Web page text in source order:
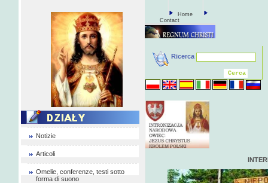
Notizie
Articoli
Omelie, conferenze, testi sotto
forma di suono
Home
Contact
Ricerca